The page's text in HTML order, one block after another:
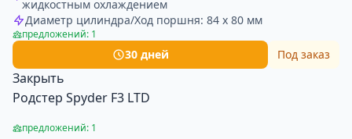
жидкостным охлаждением
Диаметр цилиндра/Ход поршня: 84 х 80 мм
предложений: 1
30 дней Под заказ
Закрыть
Родстер Spyder F3 LTD
предложений: 1